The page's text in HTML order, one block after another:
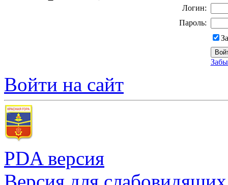
Логин:
Пароль:
Войти на сайт
PDA версия